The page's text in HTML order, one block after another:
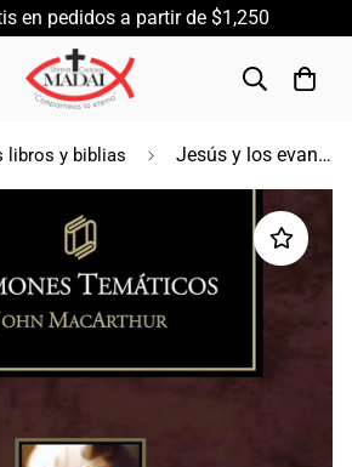
en pedidos a partir de $1,250
libros y biblias Jesús y los evangelios / John MarcArthur